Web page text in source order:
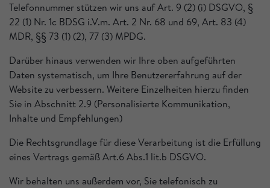
Telefonnummer stützen wir uns auf Art. 9 (2) (i) DSGVO, §
22 (1) Nr. 1c BDSG i.V.m. Art. 2 Nr. 68 und 69, Art. 83 (4)
MDR, §§ 73 (1) (2), 77 (3) MPDG.
Darüber hinaus verwenden wir Ihre oben aufgeführten
Daten systematisch, um Ihre Benutzererfahrung auf der
Website zu verbessern. Weitere Einzelheiten hierzu finden
Sie in Abschnitt 2.9 (Personalisierte Kommunikation,
Inhalte und Empfehlungen)
Die Rechtsgrundlage für diese Verarbeitung ist die Erfüllung
eines Vertrags gemäß Art.6 Abs.1 lit.b DSGVO.
Wir behalten uns außerdem vor, Sie telefonisch zu